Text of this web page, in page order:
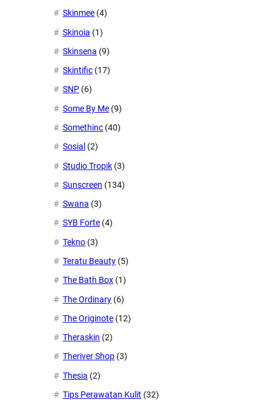
Skinmee (4)
Skinoia (1)
Skinsena (9)
Skintific (17)
SNP (6)
Some By Me (9)
Somethinc (40)
Sosial (2)
Studio Tropik (3)
Sunscreen (134)
Swana (3)
SYB Forte (4)
Tekno (3)
Teratu Beauty (5)
The Bath Box (1)
The Ordinary (6)
The Originote (12)
Theraskin (2)
Theriver Shop (3)
Thesia (2)
Tips Perawatan Kulit (32)